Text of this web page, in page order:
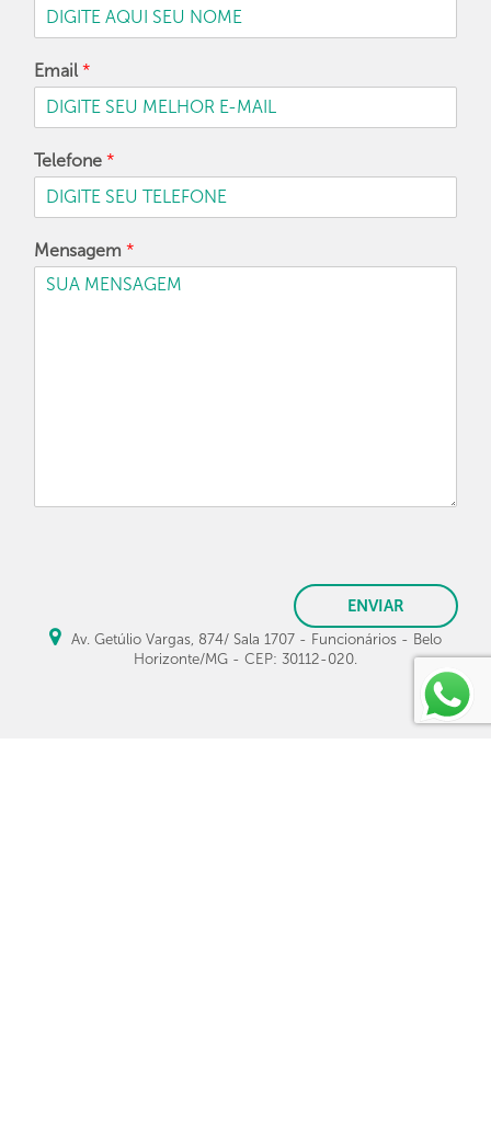
Email *
Telefone *
Mensagem *
ENVIAR
Av. Getúlio Vargas, 874/ Sala 1707 - Funcionários - Belo
Horizonte/MG - CEP: 30112-020.